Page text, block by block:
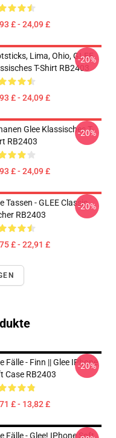
£ - 24,09 £
Lima, Ohio, GLEE
T-Shirt RB2403
£ - 24,09 £
-20%
Glee Klassisches T-
RB2403
£ - 24,09 £
-20%
Tassen - GLEE Classic
RB2403
£ - 22,91 £
-20%
Fälle - Finn || Glee IPhone
Case RB2403
£ - 13,82 £
-20%
Fälle - Glee! IPhone Soft